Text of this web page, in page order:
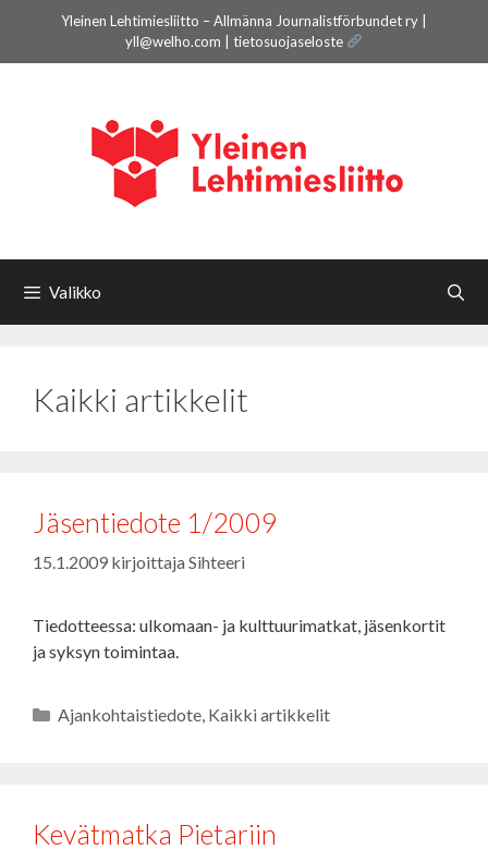
Yleinen Lehtimiesliitto – Allmänna Journalistförbundet ry |
yll@welho.com |tietosuojaseloste
Valikko
Kaikki artikkelit
Jäsentiedote 1/2009
15.1.2009 kirjoittajaSihteeri
Tiedotteessa: ulkomaan- ja kulttuurimatkat, jäsenkortit
ja syksyn toimintaa.
Kategoriat
Ajankohtaistiedote, Kaikki artikkelit
Kevätmatka Pietariin